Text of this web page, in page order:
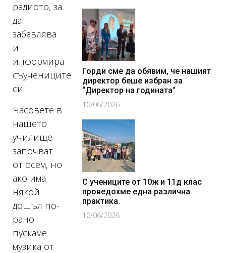
радиото, за
да
забавлява
и
информира
съучениците
си.
Часовете в
нашето
училище
започват
от осем, но
ако има
някой
дошъл по-
рано
пускаме
музика от
Горди сме да обявим, че нашият
директор беше избран за
“Директор на годината“
10/06/2026
С учениците от 10ж и 11д клас
проведохме една различна
практика.
10/06/2026